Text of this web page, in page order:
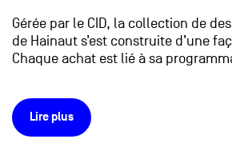
Gérée par le CID, la collection de
de Hainaut s’est construite d’une
Chaque achat est lié à sa
Lire plus